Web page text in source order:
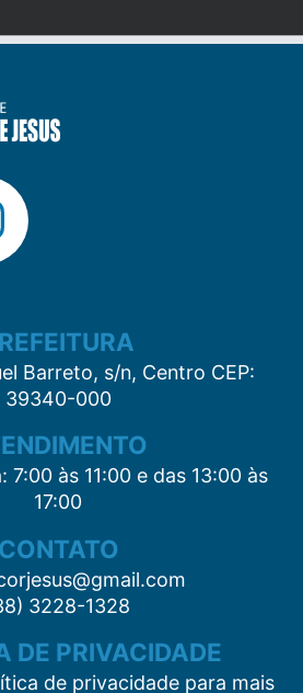
Barreto, s/n, Centro CEP:
39340-000
7:00 às 11:00 e das 13:00 às
17:00
CONTATO
3228-1328
DE PRIVACIDADE
de privacidade para mais